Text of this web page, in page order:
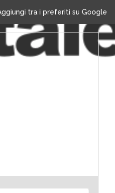
tra i preferiti su Google